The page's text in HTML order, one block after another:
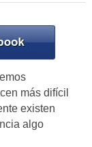
más difícil
existen
algo